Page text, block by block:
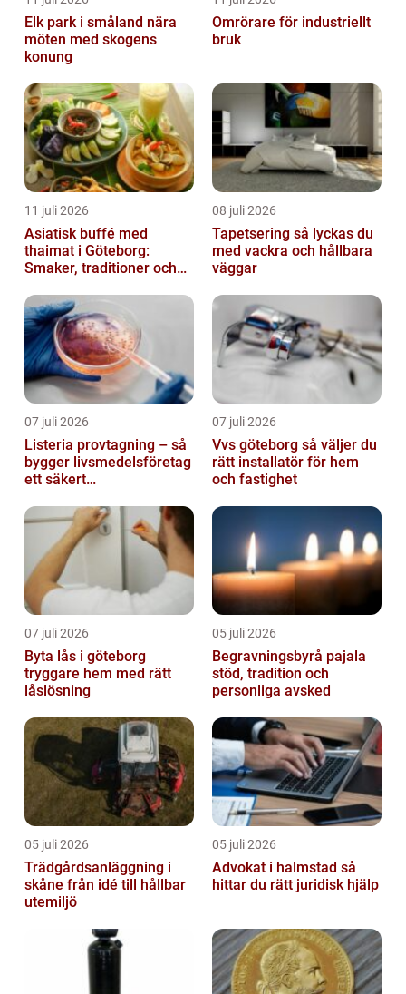
Elk park i småland nära
möten med skogens
konung
Omrörare för industriellt
bruk
11 juli 2026
Asiatisk buffé med
thaimat i Göteborg:
Smaker, traditioner och
08 juli 2026
Tapetsering så lyckas du
med vackra och hållbara
väggar
07 juli 2026
Listeria provtagning – så
bygger livsmedelsföretag
ett säkert
07 juli 2026
Vvs göteborg så väljer du
rätt installatör för hem
och fastighet
07 juli 2026
Byta lås i göteborg
tryggare hem med rätt
låslösning
05 juli 2026
Begravningsbyrå pajala
stöd, tradition och
personliga avsked
05 juli 2026
Trädgårdsanläggning i
skåne från idé till hållbar
utemiljö
05 juli 2026
Advokat i halmstad så
hittar du rätt juridisk hjälp